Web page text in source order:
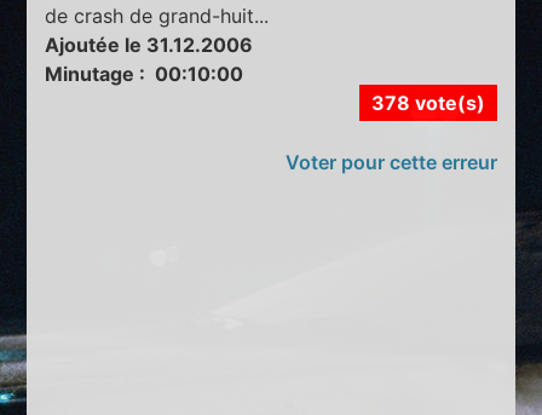
de crash de grand-huit...
Ajoutée le 31.12.2006
Minutage : 00:10:00
378 vote(s)
Voter pour cette erreur